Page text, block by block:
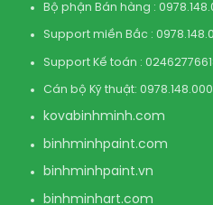
Bộ phận Bán hàng :
Support miền Bắc :
Support Kế toán :
Cán bộ Kỹ thuật:
kovabinhminh.com
binhminhpaint.com
binhminhpaint.vn
binhminhart.com